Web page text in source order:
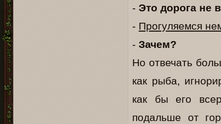
-Это дорога не
- Прогуляемся
-Зачем?
Но отвечать
как рыба,
как бы его
подальше от